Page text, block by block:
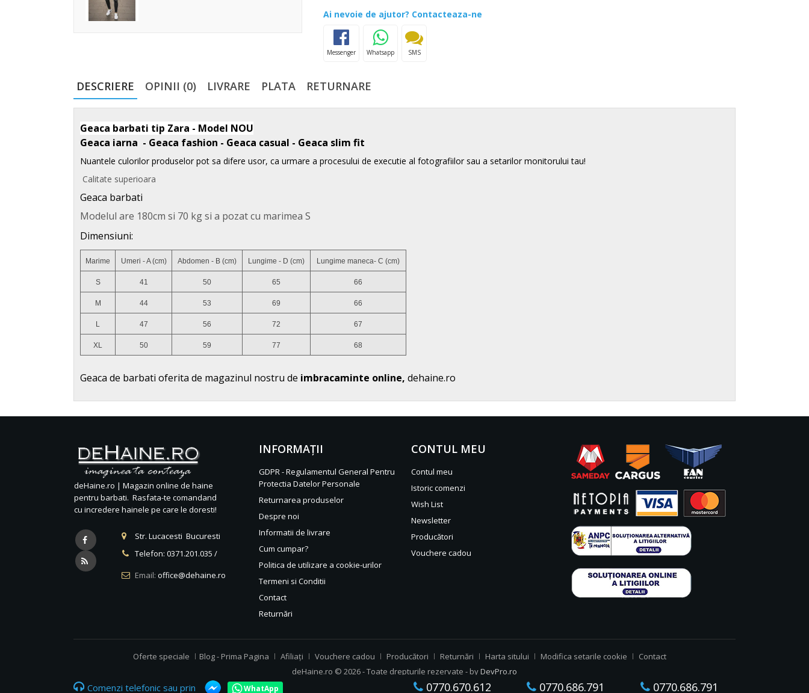
Ai nevoie de ajutor? Contacteaza-ne
Messenger Whatsapp SMS
DESCRIERE OPINII (0) LIVRARE PLATA RETURNARE
Geaca barbati tip Zara - Model NOU
Geaca iarna - Geaca fashion - Geaca casual - Geaca slim fit
Nuantele culorilor produselor pot sa difere usor, ca urmare a procesului de executie al fotografiilor sau a setarilor monitorului tau!
Calitate superioara
Geaca barbati
Modelul are 180cm si 70 kg si a pozat cu marimea S
Dimensiuni:
Marime Umeri - A (cm) Abdomen - B (cm) Lungime - D (cm) Lungime maneca- C (cm)
S 41 50 65 66
M 44 53 69 66
L 47 56 72 67
XL 50 59 77 68
Geaca de barbati oferita de magazinul nostru de imbracaminte online, dehaine.ro
deHaine.ro | Magazin online de haine
pentru barbati. Rasfata-te comandand
cu incredere hainele pe care le doresti!
Str. Lucacesti Bucuresti
Telefon: 0371.201.035 /
Email: office@dehaine.ro
INFORMAŢII
GDPR - Regulamentul General Pentru
Protectia Datelor Personale
Returnarea produselor
Despre noi
Informatii de livrare
Cum cumpar?
Politica de utilizare a cookie-urilor
Termeni si Conditii
Contact
Returnări
CONTUL MEU
Contul meu
Istoric comenzi
Wish List
Newsletter
Producători
Vouchere cadou
Oferte speciale Blog - Prima Pagina Afiliaţi Vouchere cadou Producători Returnări Harta sitului Modifica setarile cookie
Contact
deHaine.ro © 2026 - Toate drepturile rezervate - byDevPro.ro
Comenzi telefonic sau prin WhatApp 0770.670.612 0770.686.791 0770.686.791